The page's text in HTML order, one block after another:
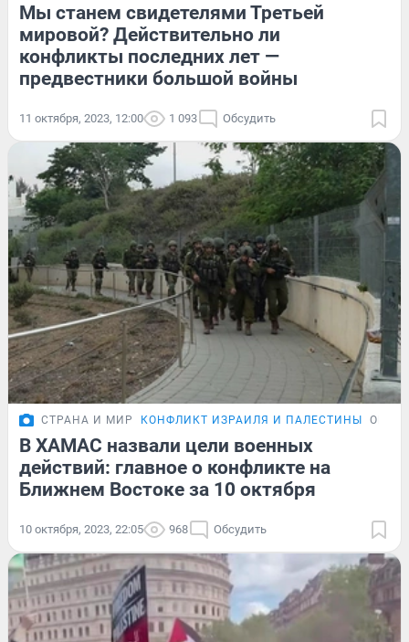
Мы станем свидетелями Третьей
мировой? Действительно ли
конфликты последних лет —
предвестники большой войны
11 октября, 2023, 12:00 1 093 Обсудить
СТРАНА И МИР КОНФЛИКТ ИЗРАИЛЯ И ПАЛЕСТИНЫ ОБЗОР
В ХАМАС назвали цели военных
действий: главное о конфликте на
Ближнем Востоке за 10 октября
10 октября, 2023, 22:05 968 Обсудить